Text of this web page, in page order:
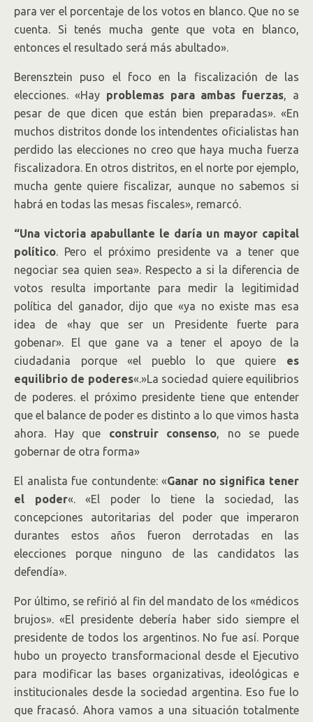
para ver el porcentaje de los votos en blanco. Que no se
cuenta. Si tenés mucha gente que vota en blanco,
entonces el resultado será más abultado».
Berensztein puso el foco en la fiscalización de las
elecciones. «Hay problemas para ambas fuerzas, a
pesar de que dicen que están bien preparadas». «En
muchos distritos donde los intendentes oficialistas han
perdido las elecciones no creo que haya mucha fuerza
fiscalizadora. En otros distritos, en el norte por ejemplo,
mucha gente quiere fiscalizar, aunque no sabemos si
habrá en todas las mesas fiscales», remarcó.
“Una victoria apabullante le daría un mayor capital
político. Pero el próximo presidente va a tener que
negociar sea quien sea». Respecto a si la diferencia de
votos resulta importante para medir la legitimidad
política del ganador, dijo que «ya no existe mas esa
idea de «hay que ser un Presidente fuerte para
gobenar». El que gane va a tener el apoyo de la
ciudadania porque «el pueblo lo que quiere es
equilibrio de poderes«.»La sociedad quiere equilibrios
de poderes. el próximo presidente tiene que entender
que el balance de poder es distinto a lo que vimos hasta
ahora. Hay que construir consenso, no se puede
gobernar de otra forma»
El analista fue contundente: «Ganar no significa tener
el poder«. «El poder lo tiene la sociedad, las
concepciones autoritarias del poder que imperaron
durantes estos años fueron derrotadas en las
elecciones porque ninguno de las candidatos las
defendía».
Por último, se refirió al fin del mandato de los «médicos
brujos». «El presidente debería haber sido siempre el
presidente de todos los argentinos. No fue así. Porque
hubo un proyecto transformacional desde el Ejecutivo
para modificar las bases organizativas, ideológicas e
institucionales desde la sociedad argentina. Eso fue lo
que fracasó. Ahora vamos a una situación totalmente